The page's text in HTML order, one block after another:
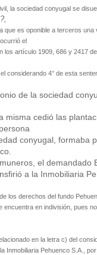
la sociedad conyugal se
es oponible a terceros una
el
artículo 1909, 686 y 2417 del
considerando 4° de esta
de la sociedad
misma cedió las
conyugal, formaba
el demandado
a la Inmobiliaria
los derechos del fundo
encuentra en indivisión, pues
en la letra c) del
Inmobiliaria Pehuenco S.A.,